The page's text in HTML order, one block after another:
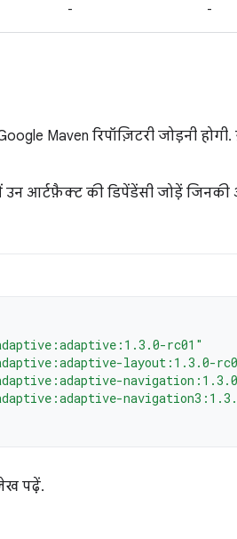
- -
Maven रिपॉज़िटरी जोड़नी होगी.
उन आर्टफ़ैक्ट की डिपेंडेंसी जोड़ें
rc01"
layout:1.3.0-
पढ़ें.